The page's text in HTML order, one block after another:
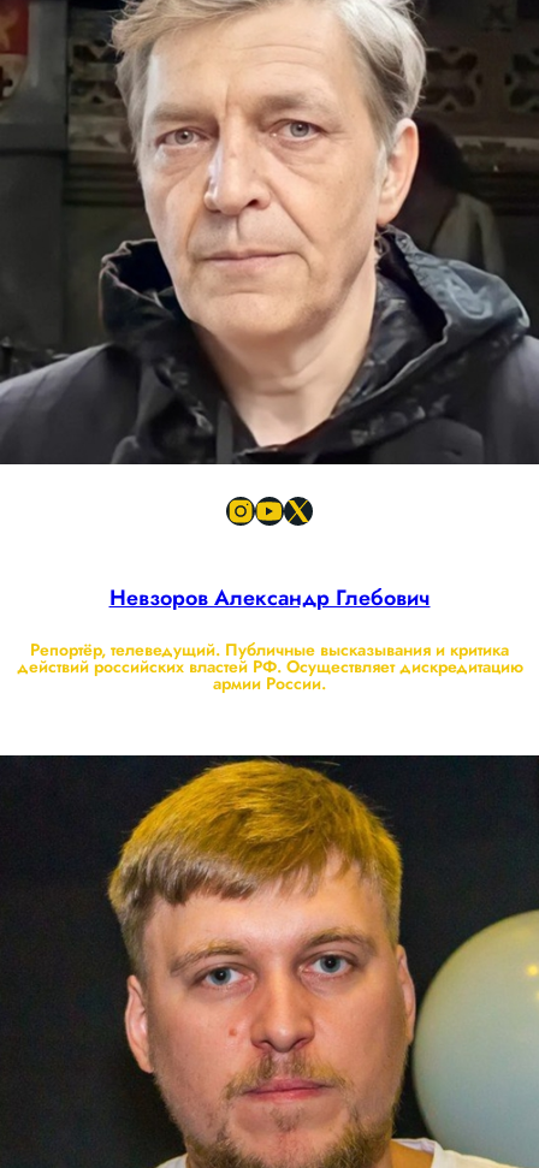
Невзоров Александр Глебович
Репортёр, телеведущий. Публичные высказывания и критика
действий российских властей РФ. Осуществляет дискредитацию
армии России.